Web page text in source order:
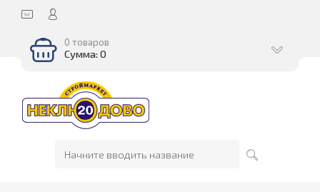
0 товаров
Сумма: 0